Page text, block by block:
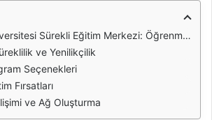
Sürekli Eğitim Merkezi: Öğrenmenin Sınırsız Kapıları
ve Yenilikçilik
Seçenekleri
Fırsatları
ve Ağ Oluşturma